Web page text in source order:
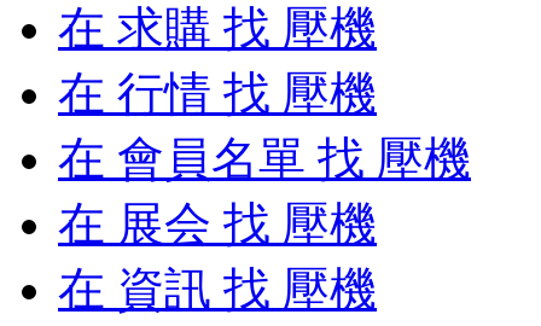
在 求購 找 壓機
在 行情 找 壓機
在 會員名單 找 壓機
在 展会 找 壓機
在 資訊 找 壓機